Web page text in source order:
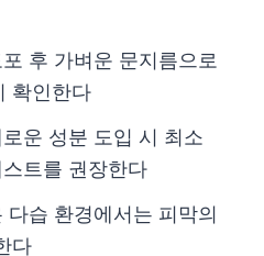
후 가벼운 문지름으로
확인한다
운 성분 도입 시 최소
트를 권장한다
습 환경에서는 피막의
다